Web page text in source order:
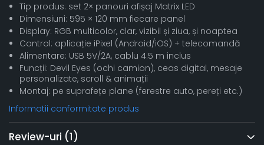
Tip produs: set 2× panouri afișaj Matrix LED
Dimensiuni: 595 × 120 mm fiecare panel
Display: RGB multicolor, clar, vizibil și ziua, și noaptea
Control: aplicație iPixel (Android/iOS) + telecomandă
Alimentare: USB 5V/2A, cablu 4.5 m inclus
Funcții: Devil Eyes (ochi camion), ceas digital, mesaje
personalizate, scroll & animații
Montaj: pe suprafețe plane (ferestre auto, pereți etc.)
Informatii conformitate produs
Review-uri (1)